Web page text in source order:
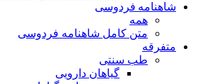
شاهنامه فردوسی
همه
متن کامل شاهنامه فردوسی
متفرقه
طب سنتی
گیاهان دارویی